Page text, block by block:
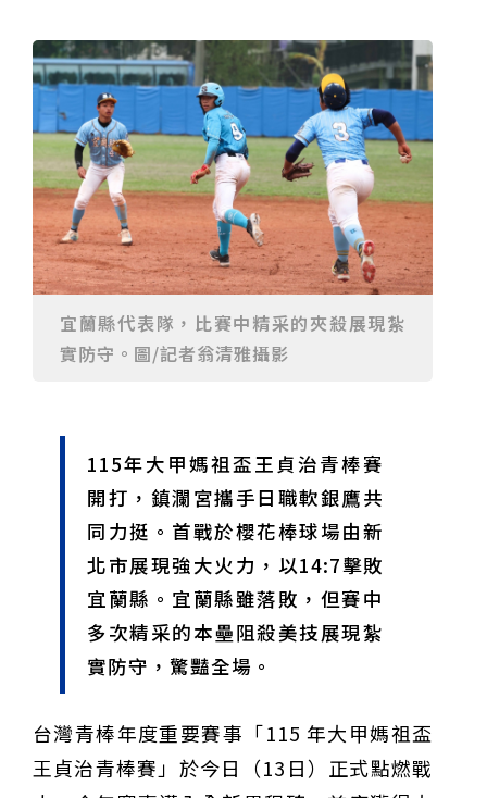
登場
綠營中投參選人合體 拋「中投新市鎮」 交通與醫療跨
域治理成焦點
夜市變廟會！山邊媽、旱溪媽、大庄媽三媽首度齊巡逢
甲 萬人爭躦轎底響徹夜空
MLB》鄧愷威6局飆6K完封小熊奪第3勝！宰制力複製
「王建民建仔旋風」引爆世代傳承鐵觀音節政大登場 結合大文山友善食農與地方創生
臺德技職教育深層對話！德國Walther Rathenau師生
造訪大安高工 體驗端午文化與前瞻工業實作
迎端午、抗酷暑！臺中盛夏水域系列活動本周六起兩地
開划
課堂搬到菜市場！北市13校「游於藝」成果展 導覽小
尖兵用藝術「說」出千年風俗
20年淬鍊！貓空纜車運量突破4,000萬人次 「天空綠
洲」成國際打卡新地標
熊鷹羽毛與保育的兩難！金甌女中師生齊聚《飛吧！熊
鷹》特映會 深化原民文化與生態永續教育
29件神級作品齊聚葫蘆墩！「藝馬登豐」2026台灣工
藝之家聯展震撼登場
跨越百年的生物觀測！科博館、成大《時空丈量師》特
展：讓典藏標本說出氣候變遷真相
睽違七年！精品郵輪「島嶼天空號」首航臺中港 參山處
攜手縣市熱情迎賓
金牌搖籃驚傳「球荒」！江啟臣偕運彩公會挺萬和國
中，捐贈 1800 顆羽球助小將 4 月全中運奪金
台中》15分鐘的診療，13年的堅持！ 中山醫大牙醫系
跨海義診13年
宜蘭縣代表隊，比賽中精采的夾殺展現紮
實防守。圖/記者翁清雅攝影
115年大甲媽祖盃王貞治青棒賽
開打，鎮瀾宮攜手日職軟銀鷹共
同力挺。首戰於櫻花棒球場由新
北市展現強大火力，以14:7擊敗
宜蘭縣。宜蘭縣雖落敗，但賽中
多次精采的本壘阻殺美技展現紮
實防守，驚豔全場。
台灣青棒年度重要賽事「115 年大甲媽祖盃
王貞治青棒賽」於今日（13日）正式點燃戰